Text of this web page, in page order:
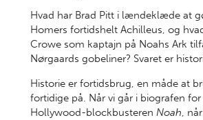
Hvad har Brad Pitt i lændeklæde at
Homers fortidshelt Achilleus, og
Crowe som kaptajn på Noahs Ark
Nørgaards gobeliner? Svaret er
Historie er fortidsbrug, en måde at
fortidige på. Når vi går i biografen for
Hollywood-blockbusteren Noah,